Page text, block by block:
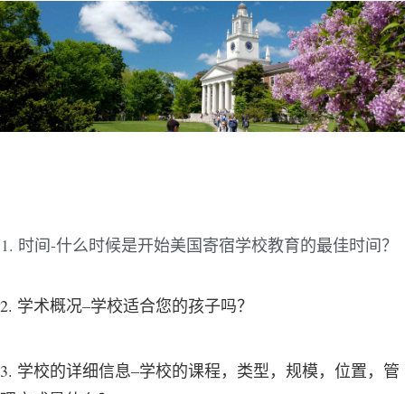
时间-什么时候是开始美国寄宿学校教育的最佳时间？
2. 学术概况–学校适合您的孩子吗？
3. 学校的详细信息–学校的课程，类型，规模，位置，管